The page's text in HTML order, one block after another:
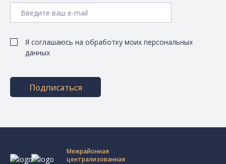
Я соглашаюсь на обработку моих персональных
данных
Подписаться
Межрайонная
централизованная